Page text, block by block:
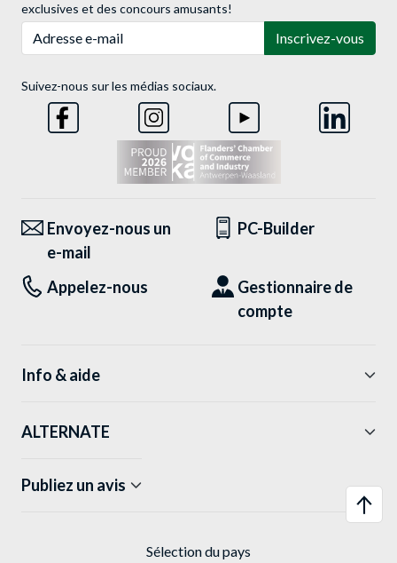
exclusives et des concours amusants!
Inscrivez-vous
Suivez-nous sur les médias sociaux.
Envoyez-nous un
e-mail
PC-Builder
Appelez-nous
Gestionnaire de
compte
Info & aide
ALTERNATE
Publiez un avis
Sélection du pays